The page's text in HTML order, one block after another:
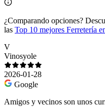
¿Comparando opciones?
las Top 10 mejores Ferretería
V
Vinosyole
2026-01-28
Google
Amigos y vecinos son unos